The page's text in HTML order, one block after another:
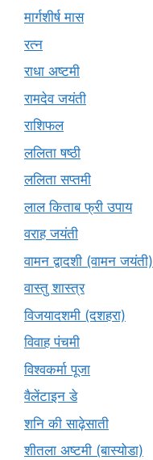
मार्गशीर्ष मास
रत्न
राधा अष्टमी
रामदेव जयंती
राशिफल
ललिता षष्ठी
ललिता सप्तमी
लाल किताब फ्री उपाय
वराह जयंती
वामन द्वादशी (वामन जयंती)
वास्तु शास्त्र
विजयादशमी (दशहरा)
विवाह पंचमी
विश्वकर्मा पूजा
वैलेंटाइन डे
शनि की साढ़ेसाती
शीतला अष्टमी (बास्योडा)